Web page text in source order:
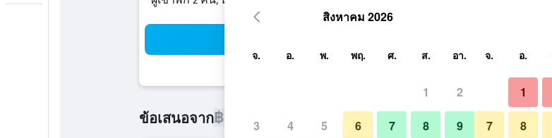
ข้อเสนอจาก฿1,521 ราคาที่ถูกที่สุด ราคาต่อคืน
สิงหาคม 2026
จ. อ. พ. พฤ. ศ. ส. อา.
1 2
3 4 5 6 7 8 9
จ. อ.
1
7 8